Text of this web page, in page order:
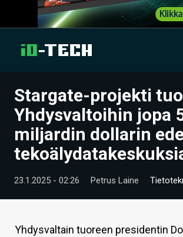
UUTISET
ARTIKKELIT
VIDEOT
TECHBBS
HINTA.FI
Stargate-projekti tuo
Yhdysvaltoihin jopa
miljardin dollarin
23.1.2025 - 02:26 Petrus Laine
Yhdysvaltain tuoreen presidentin